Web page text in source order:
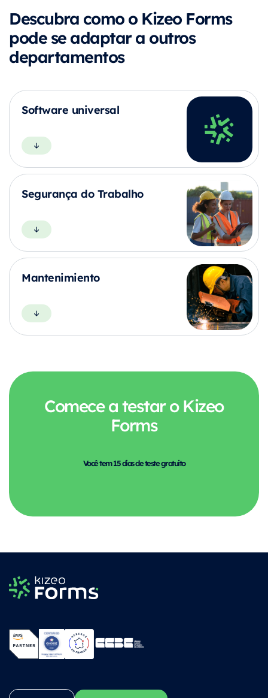
Descubra como o Kizeo Forms
pode se adaptar a outros
departamentos
Software universal
Segurança do Trabalho
Mantenimiento
Comece a testar o Kizeo
Forms
Você tem 15 dias de teste gratuito